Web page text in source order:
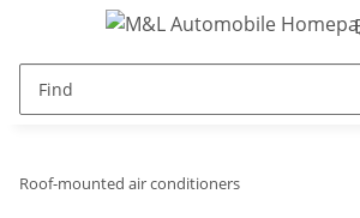
Roof-mounted air conditioners